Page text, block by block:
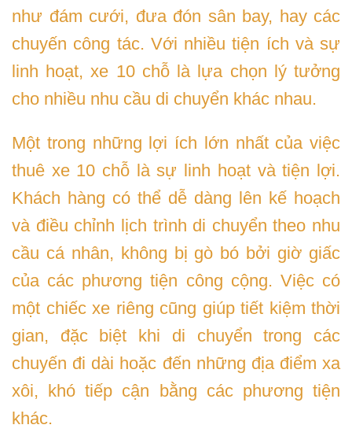
như đám cưới, đưa đón sân bay, hay các
chuyến công tác. Với nhiều tiện ích và sự
linh hoạt, xe 10 chỗ là lựa chọn lý tưởng
cho nhiều nhu cầu di chuyển khác nhau.
Một trong những lợi ích lớn nhất của việc
thuê xe 10 chỗ là sự linh hoạt và tiện lợi.
Khách hàng có thể dễ dàng lên kế hoạch
và điều chỉnh lịch trình di chuyển theo nhu
cầu cá nhân, không bị gò bó bởi giờ giấc
của các phương tiện công cộng. Việc có
một chiếc xe riêng cũng giúp tiết kiệm thời
gian, đặc biệt khi di chuyển trong các
chuyến đi dài hoặc đến những địa điểm xa
xôi, khó tiếp cận bằng các phương tiện
khác.